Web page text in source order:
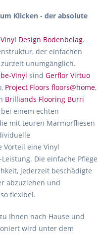
Klicken - der absolute
Vinyl Design Bodenbelag.
der einfachen
unumgänglich.
Vinyl sind Gerflor Virtuo
Project Floors floors@home,
Brilliands Flooring Burri
einem echten
mit teuren Marmorfliesen
Vorteil eine Vinyl
Die einfache Pflege
jederzeit beschädigte
abzuziehen und
flexibel.
Ihnen nach Hause und
wird unter dem